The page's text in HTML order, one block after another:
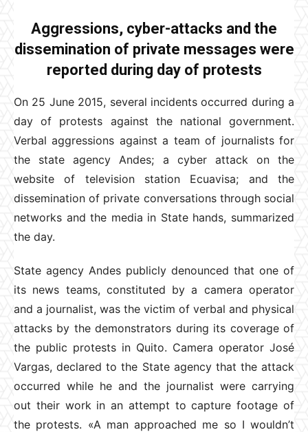
Aggressions, cyber-attacks and the
dissemination of private messages were
reported during day of protests
On 25 June 2015, several incidents occurred during a
day of protests against the national government.
Verbal aggressions against a team of journalists for
the state agency Andes; a cyber attack on the
website of television station Ecuavisa; and the
dissemination of private conversations through social
networks and the media in State hands, summarized
the day.
State agency Andes publicly denounced that one of
its news teams, constituted by a camera operator
and a journalist, was the victim of verbal and physical
attacks by the demonstrators during its coverage of
the public protests in Quito. Camera operator José
Vargas, declared to the State agency that the attack
occurred while he and the journalist were carrying
out their work in an attempt to capture footage of
the protests. «A man approached me so I wouldn’t